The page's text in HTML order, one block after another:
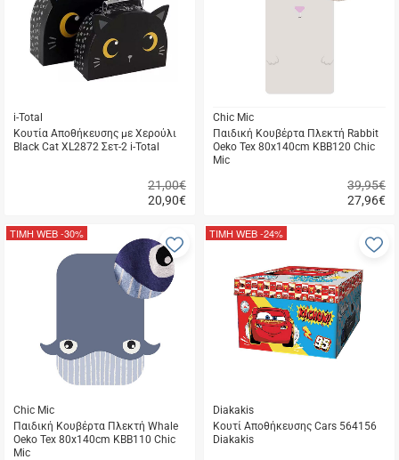
i-Total
Κουτία Αποθήκευσης με Χερούλι
Black Cat XL2872 Σετ-2 i-Total
20,90€
21,00€
αγορά
Chic Mic
Παιδική Κουβέρτα Πλεκτή Rabbit
Oeko Tex 80x140cm KBB120 Chic
Mic
27,96€
39,95€
αγορά
Chic Mic
Παιδική Κουβέρτα Πλεκτή Whale
Oeko Tex 80x140cm KBB110 Chic
Mic
ΤΙΜΗ WEB-30%
Προσθήκη
αγαπημένα
Diakakis
Κουτί Αποθήκευσης Cars 564156
Diakakis
ΤΙΜΗ WEB-24%